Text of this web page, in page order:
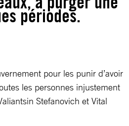
périodes.
pour les punir d’avoir
les personnes injustement
Stefanovich et Vital